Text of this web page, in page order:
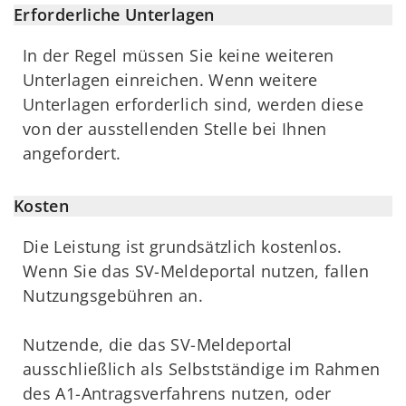
Erforderliche Unterlagen
In der Regel müssen Sie keine weiteren
Unterlagen einreichen. Wenn weitere
Unterlagen erforderlich sind, werden diese
von der ausstellenden Stelle bei Ihnen
angefordert.
Kosten
Die Leistung ist grundsätzlich kostenlos.
Wenn Sie das SV-Meldeportal nutzen, fallen
Nutzungsgebühren an.
Nutzende, die das SV-Meldeportal
ausschließlich als Selbstständige im Rahmen
des A1-Antragsverfahrens nutzen, oder